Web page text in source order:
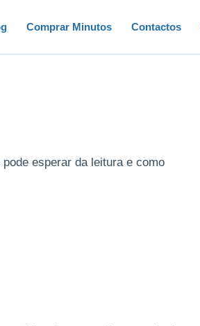
Comprar Minutos Contactos
esperar da leitura e como